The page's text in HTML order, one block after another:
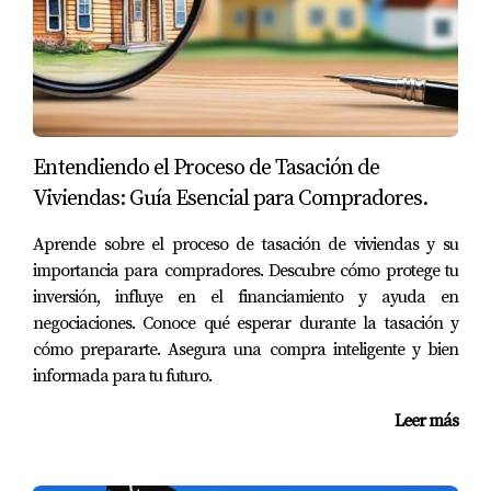
compartir la propiedad con otros inversores, una
LLC facilita esta colaboración.
Desventajas de Crear una LLC
Costo Inicial: Crear y mantener una LLC implica
Complejidad Administrativa: Las LLC requieren más
papeleo y cumplimiento legal que comprar como
Dificultades para Financiamiento: Algunos
prestamistas pueden ser menos propensos a
ofrecer financiamiento a entidades corporativas.
Casos Prácticos
Para ilustrar mejor las diferencias entre estas dos
Entendiendo el Proceso de Tasación de
Viviendas: Guía Esencial para Compradores.
Aprende sobre el proceso de tasación de viviendas y su
importancia para compradores. Descubre cómo protege tu
inversión, influye en el financiamiento y ayuda en
negociaciones. Conoce qué esperar durante la tasación y
cómo prepararte. Asegura una compra inteligente y bien
informada para tu futuro.
Leer más